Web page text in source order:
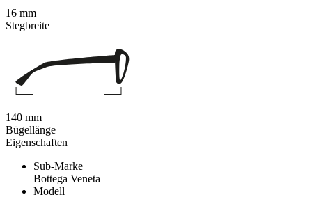
Eigenschaften
Sub-Marke
Bottega Veneta
Modell
16 mm
Stegbreite
140 mm
Bügellänge